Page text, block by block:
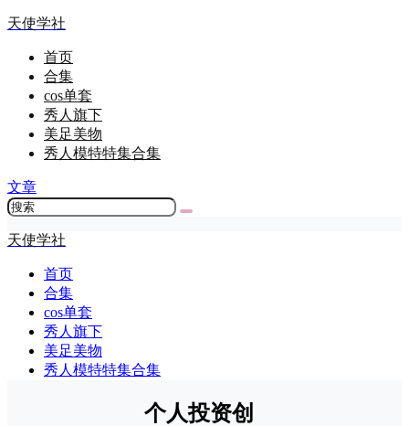
天使学社
首页
合集
cos单套
秀人旗下
美足美物
秀人模特特集合集
文章
天使学社
首页
合集
cos单套
秀人旗下
美足美物
秀人模特特集合集
个人投资创